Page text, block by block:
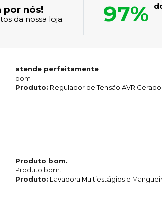
por nós!
da nossa loja. 97%
atende perfeitamente
bom
Produto: Regulador de Tensão AVR
Produto bom.
Produto bom.
Produto: Lavadora Multiestágios e